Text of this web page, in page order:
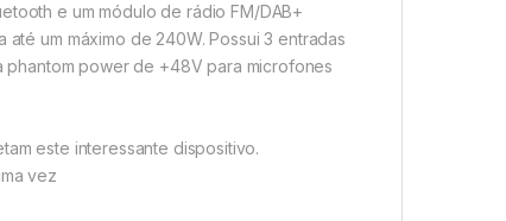
e um módulo de rádio FM/DAB+
um máximo de 240W. Possui 3 entradas
phantom power de +48V para microfones
este interessante dispositivo.
vez